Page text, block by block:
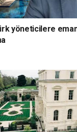
yöneticilere